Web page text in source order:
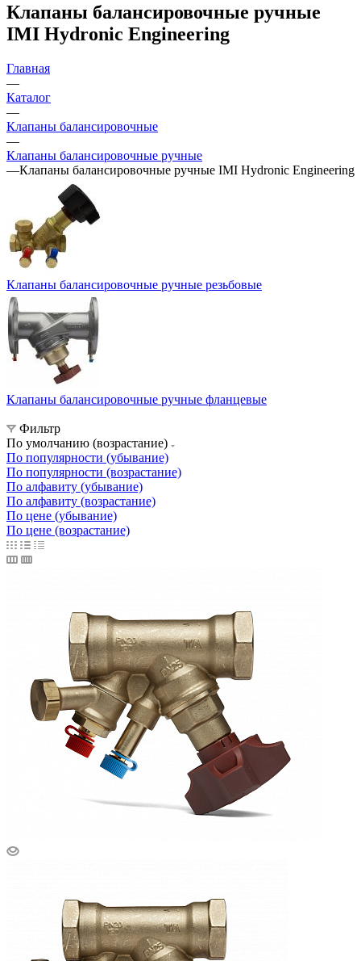
Клапаны балансировочные ручные
IMI Hydronic Engineering
Главная
—
Каталог
—
Клапаны балансировочные
—
Клапаны балансировочные ручные
—Клапаны балансировочные ручные IMI Hydronic Engineering
Клапаны балансировочные ручные резьбовые
Клапаны балансировочные ручные фланцевые
Фильтр
По умолчанию (возрастание)
По популярности (убывание)
По популярности (возрастание)
По алфавиту (убывание)
По алфавиту (возрастание)
По цене (убывание)
По цене (возрастание)